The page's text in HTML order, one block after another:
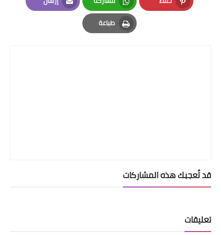
Pinterest
Whatsapp
Email
طباعة
Print
قد تُعجبك هذه المشاركات
تعليقات